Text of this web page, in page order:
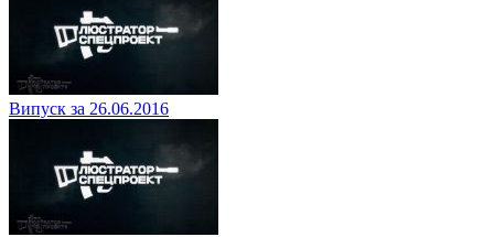
Випуск за 26.06.2016